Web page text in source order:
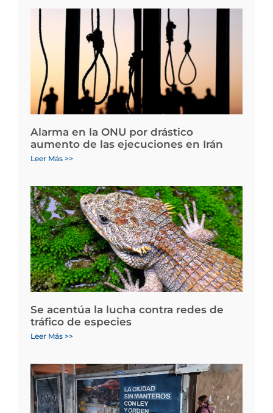
Alarma en la ONU por drástico
aumento de las ejecuciones en Irán
Leer Más >>
Se acentúa la lucha contra redes de
tráfico de especies
Leer Más >>